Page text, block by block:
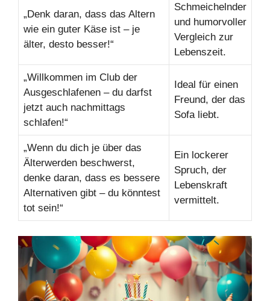
„Denk daran, dass das Altern
wie ein guter Käse ist – je
älter, desto besser!“
Schmeichelnder
und humorvoller
Vergleich zur
Lebenszeit.
„Willkommen im Club der
Ausgeschlafenen – du darfst
jetzt auch nachmittags
schlafen!“
Ideal für einen
Freund, der das
Sofa liebt.
„Wenn du dich je über das
Älterwerden beschwerst,
denke daran, dass es bessere
Alternativen gibt – du könntest
tot sein!“
Ein lockerer
Spruch, der
Lebenskraft
vermittelt.